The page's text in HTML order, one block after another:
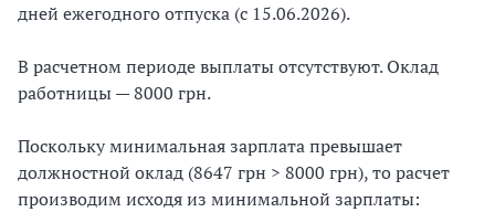
дней ежегодного отпуска (с 15.06.2026).
В расчетном периоде выплаты отсутствуют. Оклад
работницы — 8000 грн.
Поскольку минимальная зарплата превышает
должностной оклад (8647 грн > 8000 грн), то расчет
производим исходя из минимальной зарплаты: